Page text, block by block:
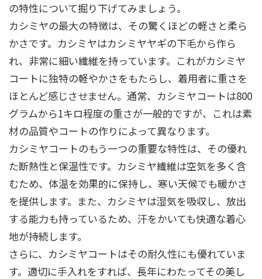
の特性について掘り下げてみましょう。
カシミヤの最大の特徴は、その驚くほどの軽さと柔ら
かさです。カシミヤはカシミヤヤギの下毛から作ら
れ、非常に細い繊維を持っています。これがカシミヤ
コートに独特の軽やかさをもたらし、着用者に重さを
ほとんど感じさせません。通常、カシミヤコートは800
グラムから1キロ程度の重さが一般的ですが、これは素
材の品質やコートの作りによって異なります。
カシミヤコートのもう一つの重要な特性は、その優れ
た断熱性と保温性です。カシミヤ繊維は空気を多く含
むため、体温を効果的に保持し、寒い天候でも暖かさ
を提供します。また、カシミヤは湿気を吸収し、放出
する能力も持っているため、汗をかいても快適な着心
地が持続します。
さらに、カシミヤコートはその耐久性にも優れていま
す。適切に手入れをすれば、長年にわたってその美し